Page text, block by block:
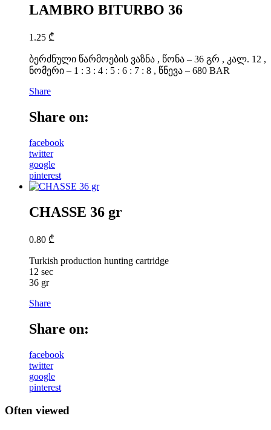
LAMBRO BITURBO 36
1.25 ₾
ბერძნული წარმოების ვაზნა , წონა – 36 გრ , კალ. 12 ,
ნომერი – 1 : 3 : 4 : 5 : 6 : 7 : 8 , წნევა – 680 BAR
Share
Share on:
facebook
twitter
google
pinterest
CHASSE 36 gr
0.80 ₾
Turkish production hunting cartridge
12 sec
36 gr
Share
Share on:
facebook
twitter
google
pinterest
Often viewed